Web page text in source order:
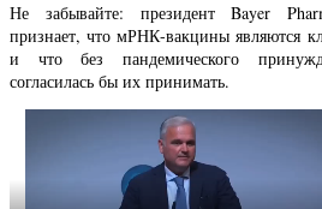
Не забывайте: президент Bayer
признает, что мРНК-вакцины являются
и что без пандемического
согласилась бы их принимать.